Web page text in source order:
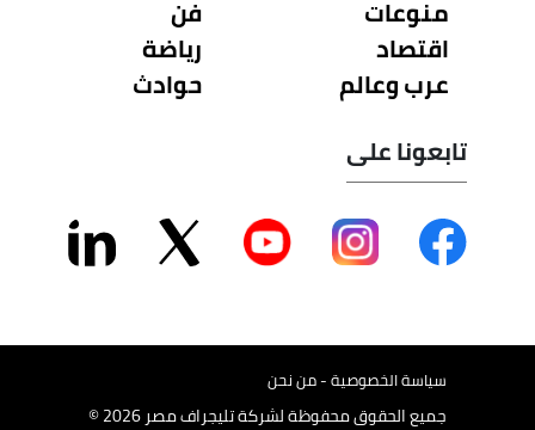
منوعات
اقتصاد
عرب وعالم
فن
رياضة
حوادث
تابعونا على
سياسة الخصوصية - من نحن
جميع الحقوق محفوظة لشركة تليجراف مصر 2026 ©